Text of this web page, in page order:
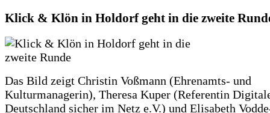
Klick & Klön in Holdorf geht in die zweite
Das Bild zeigt Christin Voßmann (Ehrenamts- und
Kulturmanagerin), Theresa Kuper (Referentin
Deutschland sicher im Netz e.V.) und Elisabeth